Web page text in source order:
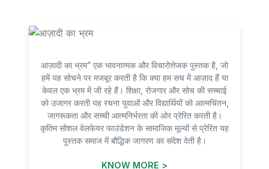
आज़ादी का भ्रम” एक भावनात्मक और विचारोत्तेजक पुस्तक है, जो
हमें यह सोचने पर मजबूर करती है कि क्या हम सच में आज़ाद हैं या
केवल एक भ्रम में जी रहे हैं। शिक्षा, रोजगार और सोच की सच्चाई
को उजागर करती यह रचना युवाओं और विद्यार्थियों को आत्मचिंतन,
जागरूकता और सच्ची आत्मनिर्भरता की ओर प्रेरित करती है।
कृतिम सोशल वेलफेयर फाउंडेशन के सामाजिक मूल्यों से प्रेरित यह
पुस्तक समाज में बौद्धिक जागरण का संदेश देती है।
KNOW MORE >